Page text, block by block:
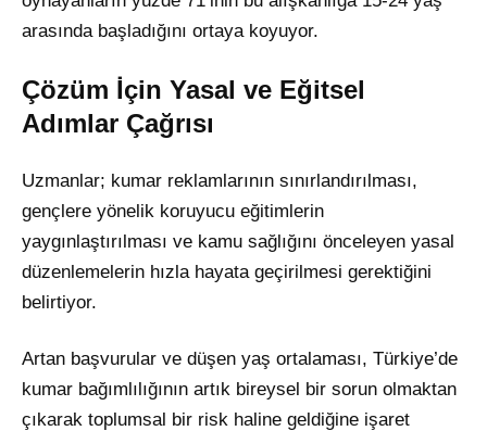
arasında başladığını ortaya koyuyor.
Çözüm İçin Yasal ve Eğitsel
Adımlar Çağrısı
Uzmanlar; kumar reklamlarının sınırlandırılması,
gençlere yönelik koruyucu eğitimlerin
yaygınlaştırılması ve kamu sağlığını önceleyen yasal
düzenlemelerin hızla hayata geçirilmesi gerektiğini
belirtiyor.
Artan başvurular ve düşen yaş ortalaması, Türkiye’de
kumar bağımlılığının artık bireysel bir sorun olmaktan
çıkarak toplumsal bir risk haline geldiğine işaret